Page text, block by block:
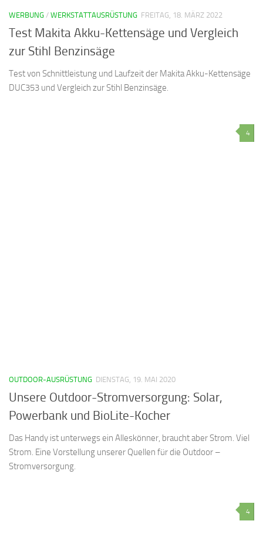
WERBUNG / WERKSTATTAUSRÜSTUNG FREITAG, 18. MÄRZ 2022
Test Makita Akku-Kettensäge und Vergleich
zur Stihl Benzinsäge
Test von Schnittleistung und Laufzeit der Makita Akku-Kettensäge
DUC353 und Vergleich zur Stihl Benzinsäge.
4
OUTDOOR-AUSRÜSTUNG DIENSTAG, 19. MAI 2020
Unsere Outdoor-Stromversorgung: Solar,
Powerbank und BioLite-Kocher
Das Handy ist unterwegs ein Alleskönner, braucht aber Strom. Viel
Strom. Eine Vorstellung unserer Quellen für die Outdoor –
Stromversorgung.
4